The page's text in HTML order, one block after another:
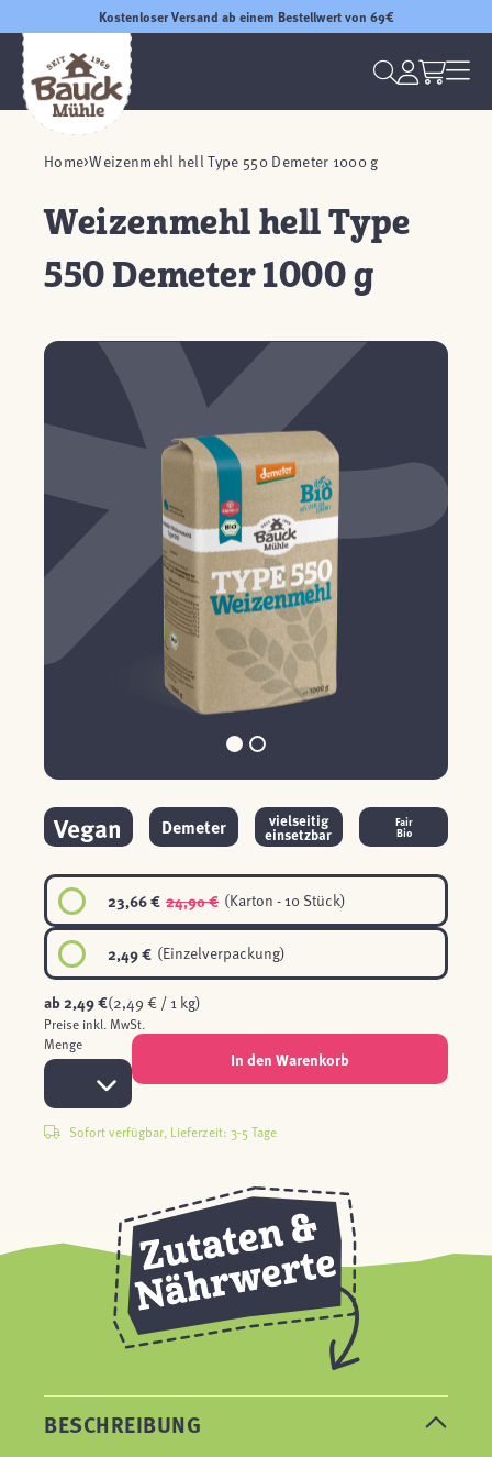
Kostenloser Versand ab einem Bestellwert von 69€
Home Weizenmehl hell Type 550 Demeter 1000 g
Vegan Demeter vielseitig
einsetzbar
Fair
Bio
Weizenmehl hell Type
550 Demeter 1000 g
23,66 € 24,90 € (Karton - 10 Stück)
2,49 € (Einzelverpackung)
ab 2,49 €(2,49 € / 1 kg)
Preise inkl. MwSt.
Menge
In den Warenkorb
Sofort verfügbar, Lieferzeit: 3-5 Tage
BESCHREIBUNG